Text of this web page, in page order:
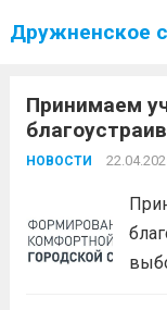
Дружненское
Принимаем
НОВОСТИ